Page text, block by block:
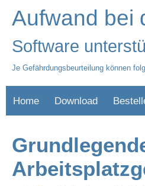
Aufwand bei
Software
Je Gefährdungsbeurteilung können
Home Download